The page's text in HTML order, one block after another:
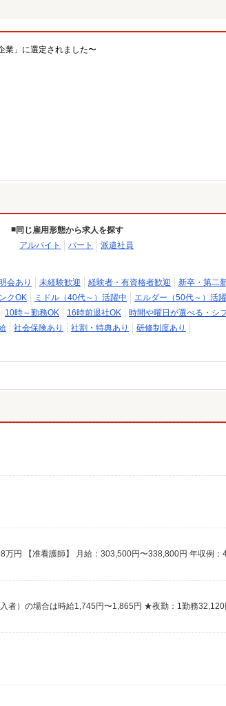
業」に選定されました〜
同じ雇用形態から求人を探す
アルバイト
パート 派遣社員
会あり 未経験歓迎 経験者・有資格者歓迎
新卒・第二
クOK ミドル（40代～）活躍中
エルダー（50代～）活
10時～勤務OK 16時前退社OK
時間や曜日が選べる・シ
社会保険あり 社割・特典あり
研修制度あり